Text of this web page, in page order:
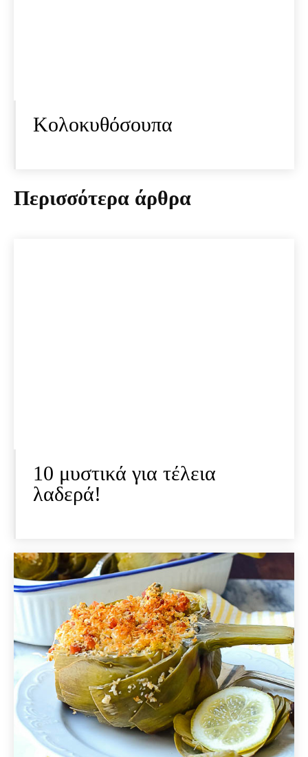
Κολοκυθόσουπα
Περισσότερα άρθρα
10 μυστικά για τέλεια
λαδερά!